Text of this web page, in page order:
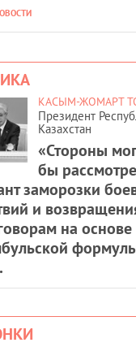
КАСЫМ-ЖОМАРТ
Президент
Казахстан
«Стороны
бы
заморозки
и
на основе